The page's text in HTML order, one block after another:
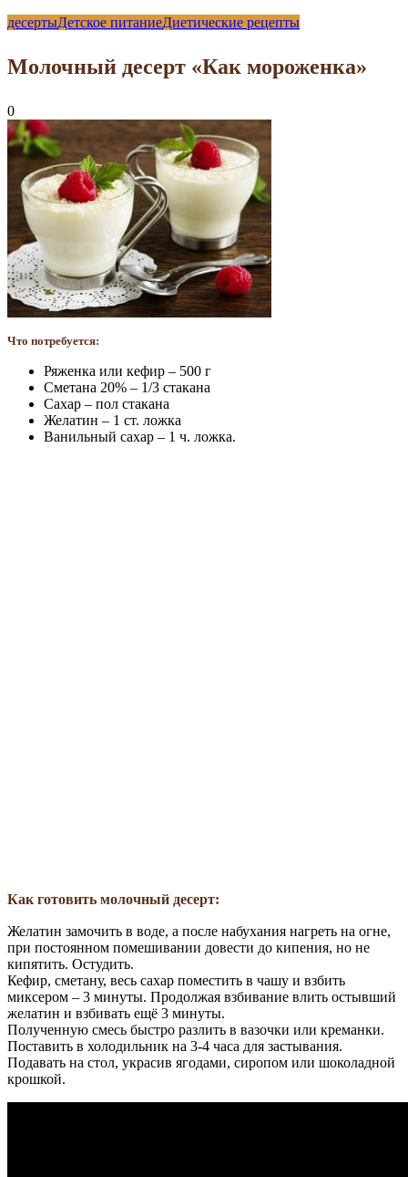
десертыДетское питаниеДиетические рецепты
Молочный десерт «Как мороженка»
0
Что потребуется:
Ряженка или кефир – 500 г
Сметана 20% – 1/3 стакана
Сахар – пол стакана
Желатин – 1 ст. ложка
Ванильный сахар – 1 ч. ложка.
Как готовить молочный десерт:
Желатин замочить в воде, а после набухания нагреть на огне,
при постоянном помешивании довести до кипения, но не
кипятить. Остудить.
Кефир, сметану, весь сахар поместить в чашу и взбить
миксером – 3 минуты. Продолжая взбивание влить остывший
желатин и взбивать ещё 3 минуты.
Полученную смесь быстро разлить в вазочки или креманки.
Поставить в холодильник на 3-4 часа для застывания.
Подавать на стол, украсив ягодами, сиропом или шоколадной
крошкой.